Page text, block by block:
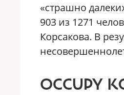
«страшно
903 из 1271
Корсакова. В
OCCUPY